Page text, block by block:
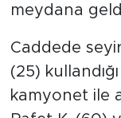
meydana
Caddede
(25)
kamyonet ile